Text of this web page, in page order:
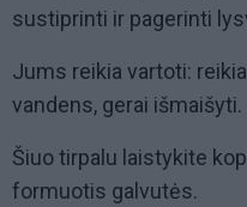
sustiprinti ir pagerinti
Jums reikia vartoti:
vandens, gerai išmaišyti.
Šiuo tirpalu laistykite
formuotis galvutės.